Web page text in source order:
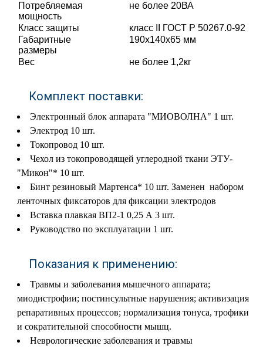
Потребляемая
мощность
не более 20ВА
Класс защиты
класс II ГОСТ Р 50267.0-92
Габаритные
размеры
190х140х65 мм
Вес не более 1,2кг
Комплект поставки:
Электронный блок аппарата "МИОВОЛНА" 1 шт.
Электрод 10 шт.
Токопровод 10 шт.
Чехол из токопроводящей углеродной ткани ЭТУ-
"Микон"* 10 шт.
Бинт резиновый Мартенса* 10 шт. Заменен набором
ленточных фиксаторов для фиксации электродов
Вставка плавкая ВП2-1 0,25 А 3 шт.
Руководство по эксплуатации 1 шт.
Показания к применению:
Травмы и заболевания мышечного аппарата;
миодистрофии; постинсультные нарушения; активизация
репаративных процессов; нормализация тонуса, трофики
и сократительной способности мышц.
Неврологические заболевания и травмы